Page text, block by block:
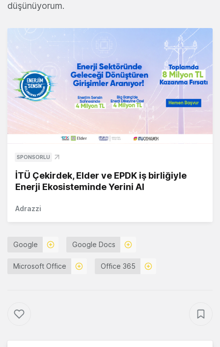
düşünüyorum.
SPONSORLU
İTÜ Çekirdek, Elder ve EPDK iş birliğiyle
Enerji Ekosisteminde Yerini Al
Adrazzi
Google Google Docs
Microsoft Office Office 365